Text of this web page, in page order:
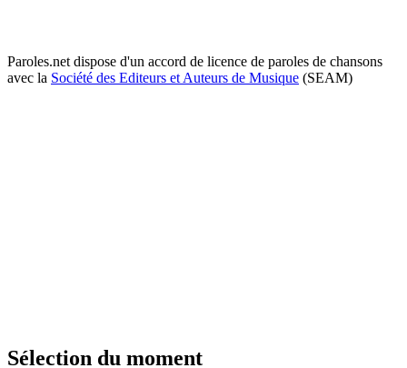
Paroles.net dispose d'un accord de licence de paroles de chansons
avec la Société des Editeurs et Auteurs de Musique (SEAM)
Sélection du moment